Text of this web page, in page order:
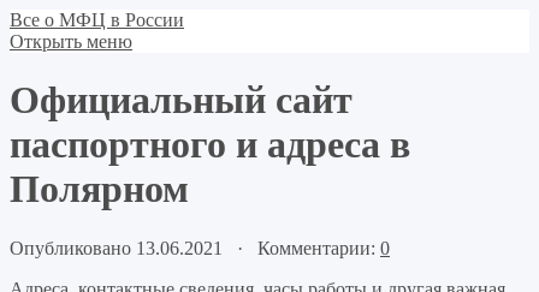
Все о МФЦ в России
Открыть меню
Официальный сайт
паспортного и адреса в
Полярном
Опубликовано 13.06.2021 · Комментарии: 0